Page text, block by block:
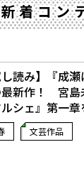
新着コン
し読み】『成
新作！ 宮島
シェ』第一章
文芸作品